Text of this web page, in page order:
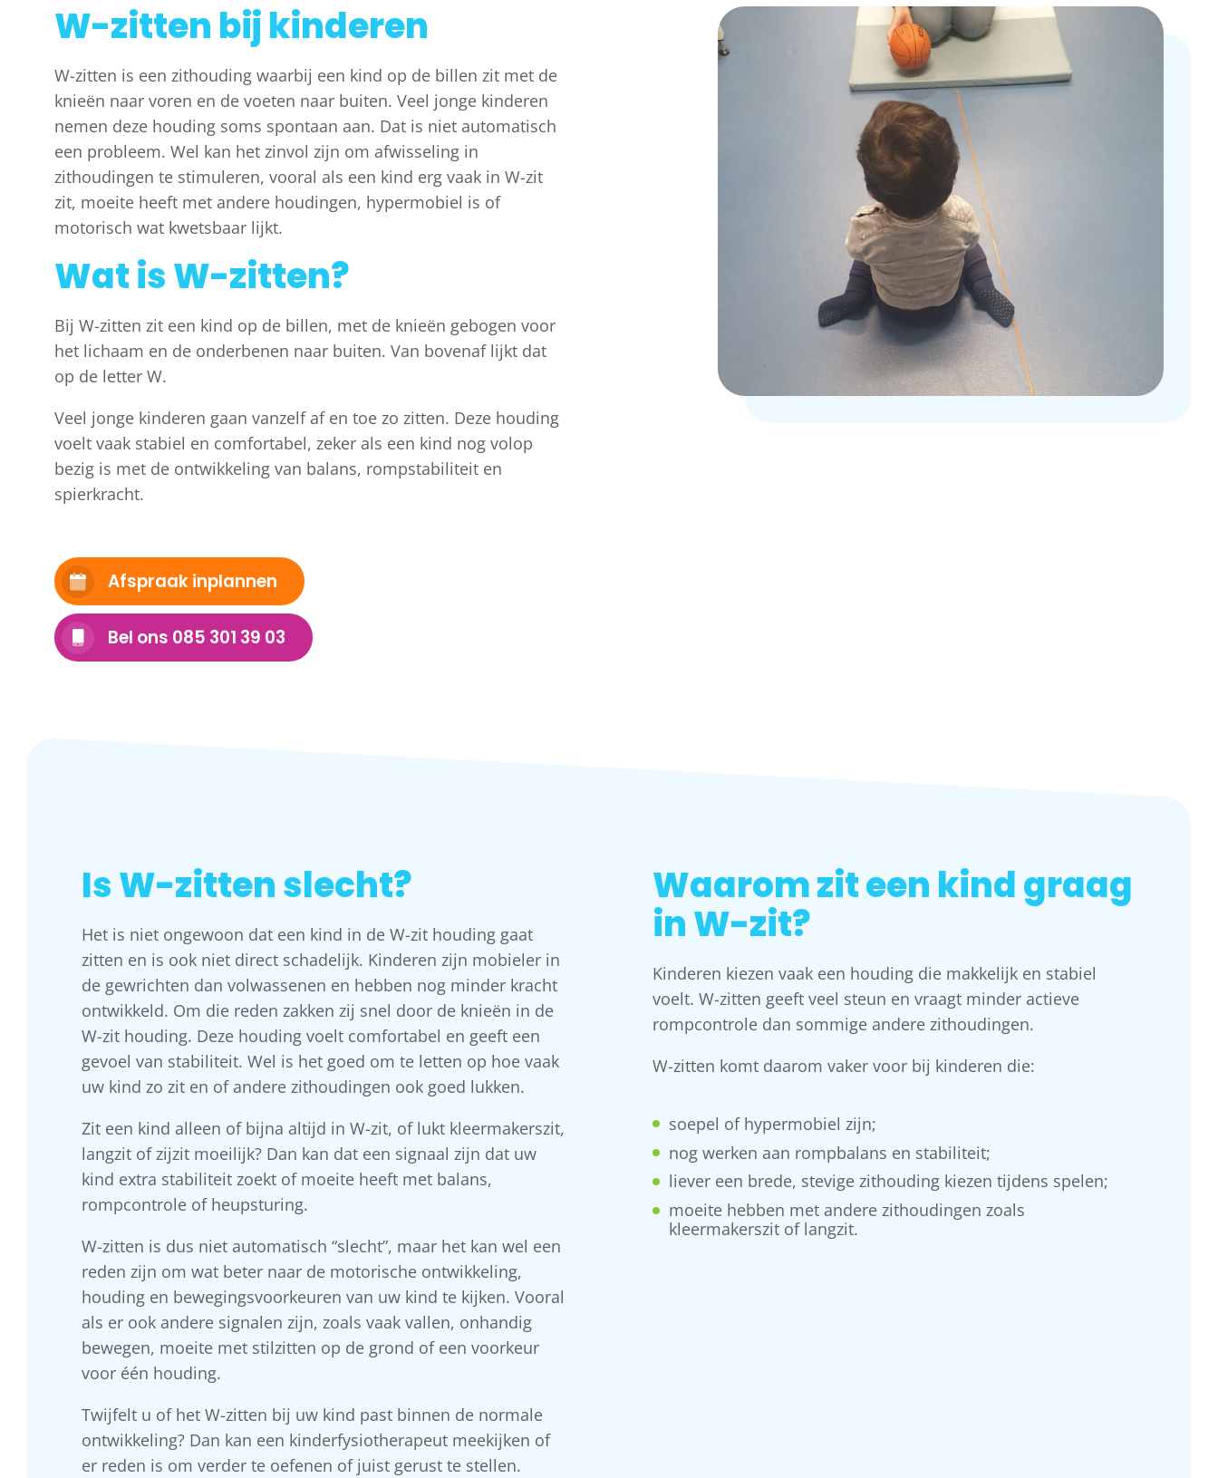
W-zitten bij kinderen
W-zitten is een zithouding waarbij een kind op de billen zit met de
knieën naar voren en de voeten naar buiten. Veel jonge kinderen
nemen deze houding soms spontaan aan. Dat is niet automatisch
een probleem. Wel kan het zinvol zijn om afwisseling in
zithoudingen te stimuleren, vooral als een kind erg vaak in W-zit
zit, moeite heeft met andere houdingen, hypermobiel is of
motorisch wat kwetsbaar lijkt.
Wat is W-zitten?
Bij W-zitten zit een kind op de billen, met de knieën gebogen voor
het lichaam en de onderbenen naar buiten. Van bovenaf lijkt dat
op de letter W.
Veel jonge kinderen gaan vanzelf af en toe zo zitten. Deze houding
voelt vaak stabiel en comfortabel, zeker als een kind nog volop
bezig is met de ontwikkeling van balans, rompstabiliteit en
spierkracht.
Afspraak inplannen
Bel ons 085 301 39 03
Is W-zitten slecht?
Het is niet ongewoon dat een kind in de W-zit houding gaat
zitten en is ook niet direct schadelijk. Kinderen zijn mobieler in
de gewrichten dan volwassenen en hebben nog minder kracht
ontwikkeld. Om die reden zakken zij snel door de knieën in de
W-zit houding. Deze houding voelt comfortabel en geeft een
gevoel van stabiliteit. Wel is het goed om te letten op hoe vaak
uw kind zo zit en of andere zithoudingen ook goed lukken.
Zit een kind alleen of bijna altijd in W-zit, of lukt kleermakerszit,
langzit of zijzit moeilijk? Dan kan dat een signaal zijn dat uw
kind extra stabiliteit zoekt of moeite heeft met balans,
rompcontrole of heupsturing.
W-zitten is dus niet automatisch “slecht”, maar het kan wel een
reden zijn om wat beter naar de motorische ontwikkeling,
houding en bewegingsvoorkeuren van uw kind te kijken. Vooral
als er ook andere signalen zijn, zoals vaak vallen, onhandig
bewegen, moeite met stilzitten op de grond of een voorkeur
voor één houding.
Twijfelt u of het W-zitten bij uw kind past binnen de normale
ontwikkeling? Dan kan een kinderfysiotherapeut meekijken of
er reden is om verder te oefenen of juist gerust te stellen.
Waarom zit een kind graag
in W-zit?
Kinderen kiezen vaak een houding die makkelijk en stabiel
voelt. W-zitten geeft veel steun en vraagt minder actieve
rompcontrole dan sommige andere zithoudingen.
W-zitten komt daarom vaker voor bij kinderen die:
soepel of hypermobiel zijn;
nog werken aan rompbalans en stabiliteit;
liever een brede, stevige zithouding kiezen tijdens spelen;
moeite hebben met andere zithoudingen zoals
kleermakerszit of langzit.